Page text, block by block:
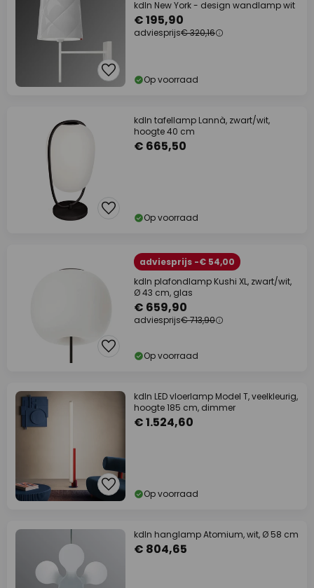
kdln New York - design wandlamp wit
€ 195,90
adviesprijs€ 320,16
Op voorraad
kdln tafellamp Lannà, zwart/wit,
hoogte 40 cm
€ 665,50
Op voorraad
adviesprijs -€ 54,00
kdln plafondlamp Kushi XL, zwart/wit,
Ø 43 cm, glas
€ 659,90
adviesprijs€ 713,90
Op voorraad
kdln LED vloerlamp Model T, veelkleurig,
hoogte 185 cm, dimmer
€ 1.524,60
Op voorraad
kdln hanglamp Atomium, wit, Ø 58 cm
€ 804,65